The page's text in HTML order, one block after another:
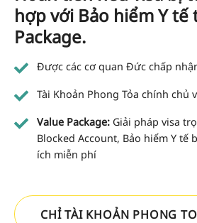
hợp với Bảo hiểm Y tế
Package.
Được các cơ quan Đức chấp
Tài Khoản Phong Tỏa chính chủ
Value Package: Giải pháp visa
Blocked Account, Bảo hiểm Y tế
ích miễn phí
CHỈ TÀI KHOẢN PHONG